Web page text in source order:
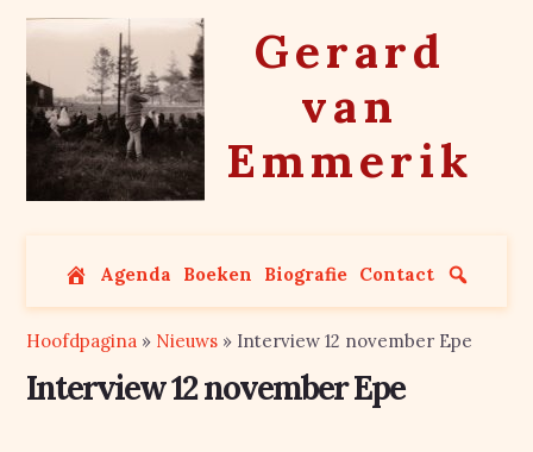
Gerard
van
Emmerik
Agenda Boeken Biografie Contact
Hoofdpagina » Nieuws » Interview 12 november Epe
Interview 12 november Epe